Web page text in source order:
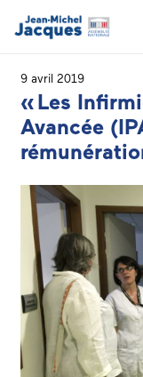
9 avril 2019
« Les
Avancée